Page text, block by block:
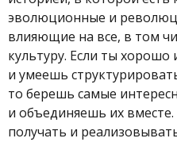
эволюционные и
влияющие на все, в том
культуру. Если ты
и умеешь
то берешь самые
и объединяешь их вместе.
получать и